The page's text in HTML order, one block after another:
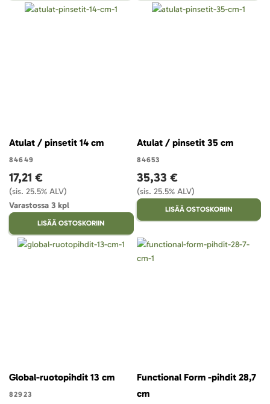
Atulat / pinsetit 14 cm
84649
17,21 €
(sis. 25.5% ALV)
Varastossa 3 kpl
LISÄÄ OSTOSKORIIN
Atulat / pinsetit 35 cm
84653
35,33 €
(sis. 25.5% ALV)
LISÄÄ OSTOSKORIIN
Global-ruotopihdit 13 cm
82923
Functional Form -pihdit 28,7
cm